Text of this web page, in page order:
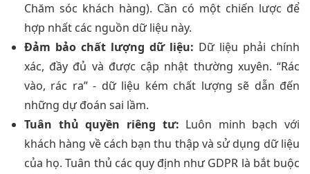
Chăm sóc khách hàng). Cần có một chiến lược để
hợp nhất các nguồn dữ liệu này.
Đảm bảo chất lượng dữ liệu: Dữ liệu phải chính
xác, đầy đủ và được cập nhật thường xuyên. “Rác
vào, rác ra” - dữ liệu kém chất lượng sẽ dẫn đến
những dự đoán sai lầm.
Tuân thủ quyền riêng tư: Luôn minh bạch với
khách hàng về cách bạn thu thập và sử dụng dữ liệu
của họ. Tuân thủ các quy định như GDPR là bắt buộc